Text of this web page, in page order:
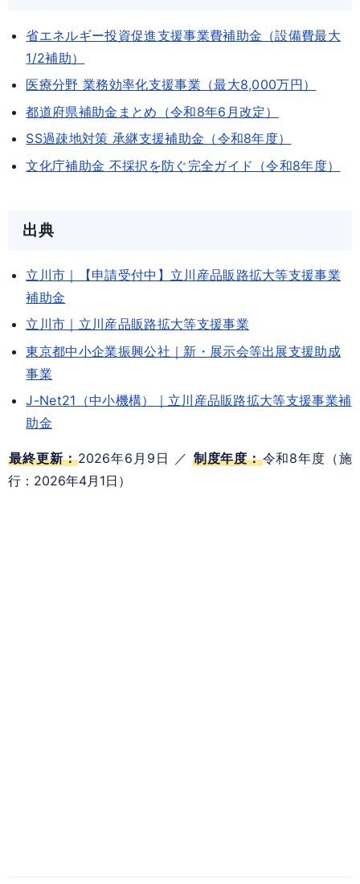
省エネルギー投資促進支援事業費補助金（設備費最大
1/2補助）
医療分野 業務効率化支援事業（最大8,000万円）
都道府県補助金まとめ（令和8年6月改定）
SS過疎地対策 承継支援補助金（令和8年度）
文化庁補助金 不採択を防ぐ完全ガイド（令和8年度）
出典
立川市｜【申請受付中】立川産品販路拡大等支援事業
補助金
立川市｜立川産品販路拡大等支援事業
東京都中小企業振興公社｜新・展示会等出展支援助成
事業
J-Net21（中小機構）｜立川産品販路拡大等支援事業補
助金
最終更新：2026年6月9日 ／制度年度：令和8年度（施
行：2026年4月1日）